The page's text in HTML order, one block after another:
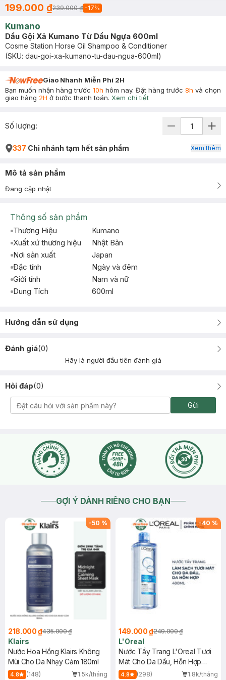
199.000 ₫239.000 ₫ -17%
Kumano
Dầu Gội Xả Kumano Từ Dầu Ngựa 600ml
Cosme Station Horse Oil Shampoo & Conditioner
(SKU: dau-goi-xa-kumano-tu-dau-ngua-600ml)
Giao Nhanh Miễn Phí 2H
Bạn muốn nhận hàng trước 10h hôm nay. Đặt hàng trước 8h và chọn
giao hàng 2H ở bước thanh toán. Xem chi tiết
Số lượng:
337 Chi nhánh tạm hết sản phẩm Xem thêm
Mô tả sản phẩm
Đang cập nhật
Thông số sản phẩm
Thương Hiệu
Kumano
Xuất xứ thương hiệu
Nhật Bản
Nơi sản xuất
Japan
Đặc tính
Ngày và đêm
Giới tính
Nam và nữ
Dung Tích
600ml
Hướng dẫn sử dụng
Đánh giá(0)
Hãy là người đầu tiên đánh giá
Hỏi đáp(0)
Gửi
GỢI Ý DÀNH RIÊNG CHO BẠN
-50 %
218.000 ₫435.000 ₫
Klairs
Nước Hoa Hồng Klairs Không
Mùi Cho Da Nhạy Cảm 180ml
4.8 (148)
1.5k/tháng
-40 %
149.000 ₫249.000 ₫
L'Oreal
Nước Tẩy Trang L'Oreal Tươi
Mát Cho Da Dầu, Hỗn Hợp
400ml
4.8 (298)
1.8k/tháng